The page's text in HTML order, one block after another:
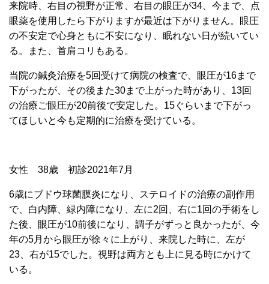
来院時、右目の視野が正常、右目の眼圧が34、今まで、点
眼薬を使用したら下がりますが最近は下がりません。眼圧
の不安定で心身ともに不安になり、眠れない日が続いてい
る。また、首肩コリもある。
当院の鍼灸治療を5回受けて病院の検査で、眼圧が16まで
下がったが、その後また30まで上がった時があり、13回
の治療ご眼圧が20前後で安定した。15ぐらいまで下がっ
てほしいと今も定期的に治療を受けている。
女性 38歳 初診2021年7月
6歳にブドウ球菌膜炎になり、ステロイドの治療の副作用
で、白内障、緑内障になり、左に2回、右に1回の手術をし
た後、眼圧が10前後になり、調子がずっと良かったが、今
年の5月から眼圧が徐々に上がり、来院した時に、左が
23、右が15でした。視野は両方とも上に見る時にかけて
いる。